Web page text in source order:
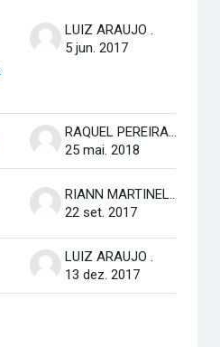
LUIZ ARAUJO .
5 jun. 2017
RAQUEL PEREIRA DE ARRUDA
25 mai. 2018
RIANN MARTINELLI BATISTA
22 set. 2017
LUIZ ARAUJO .
13 dez. 2017